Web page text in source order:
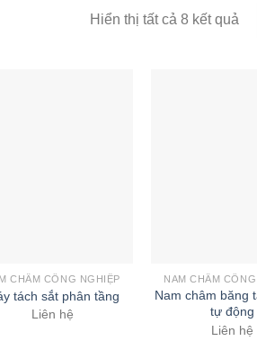
Hiển thị tất cả 8 kết quả
CHÂM CÔNG NGHIỆP
tách sắt phân tầng
Liên hệ
NAM CHÂM
Nam châm băng
tự động
Liên hệ